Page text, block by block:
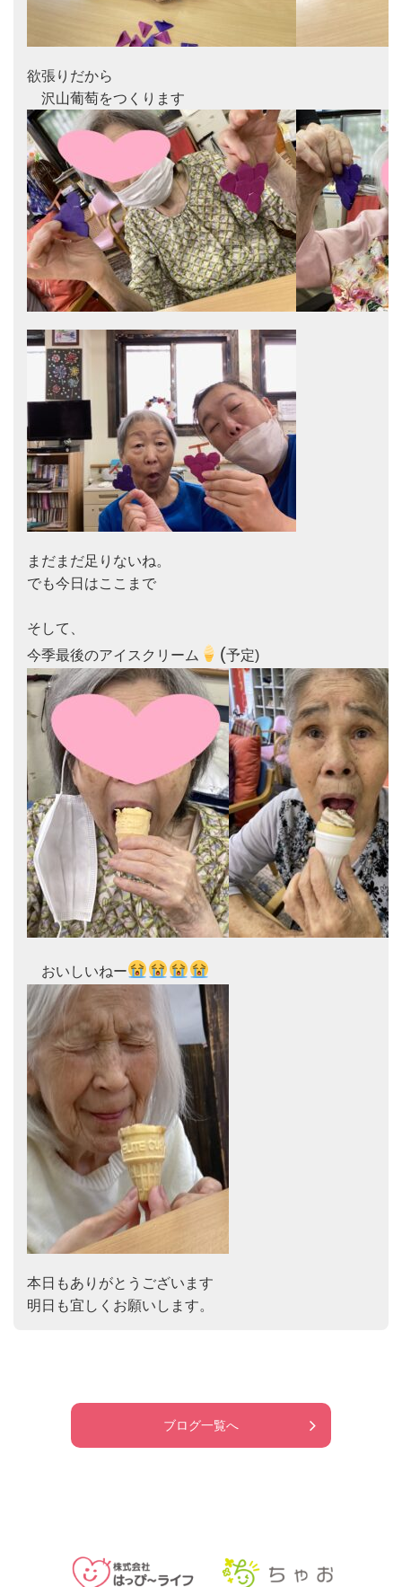
欲張りだから
まだまだ足りないね。
でも今日はここまで
そして、
今季最後のアイスクリーム
( 予定)
おいしいねー
本日もありがとうございます
明日も宜しくお願いします。
ブログ一覧へ